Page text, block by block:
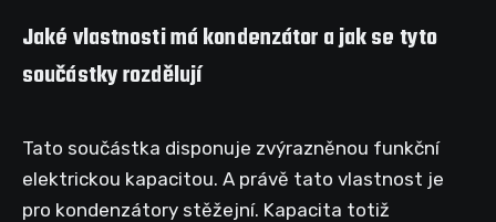
Jaké vlastnosti má kondenzátor a jak se tyto
součástky rozdělují
Tato součástka disponuje zvýrazněnou funkční
elektrickou kapacitou. A právě tato vlastnost je
pro kondenzátory stěžejní. Kapacita totiž